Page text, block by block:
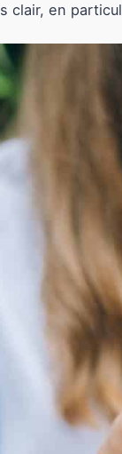
clair, en